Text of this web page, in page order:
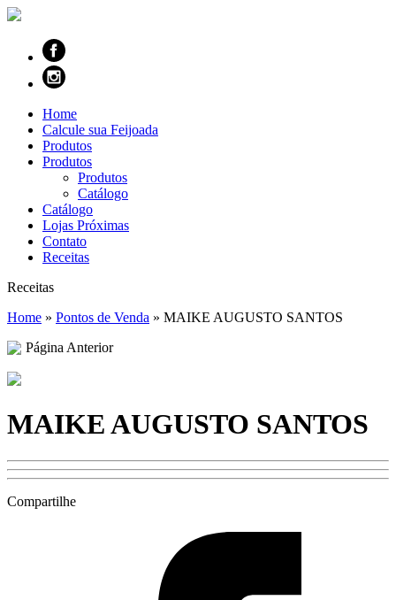
Home
Calcule sua Feijoada
Produtos
Produtos
Produtos
Catálogo
Catálogo
Lojas Próximas
Contato
Receitas
Receitas
Home » Pontos de Venda » MAIKE AUGUSTO SANTOS
Página Anterior
MAIKE AUGUSTO SANTOS
Compartilhe